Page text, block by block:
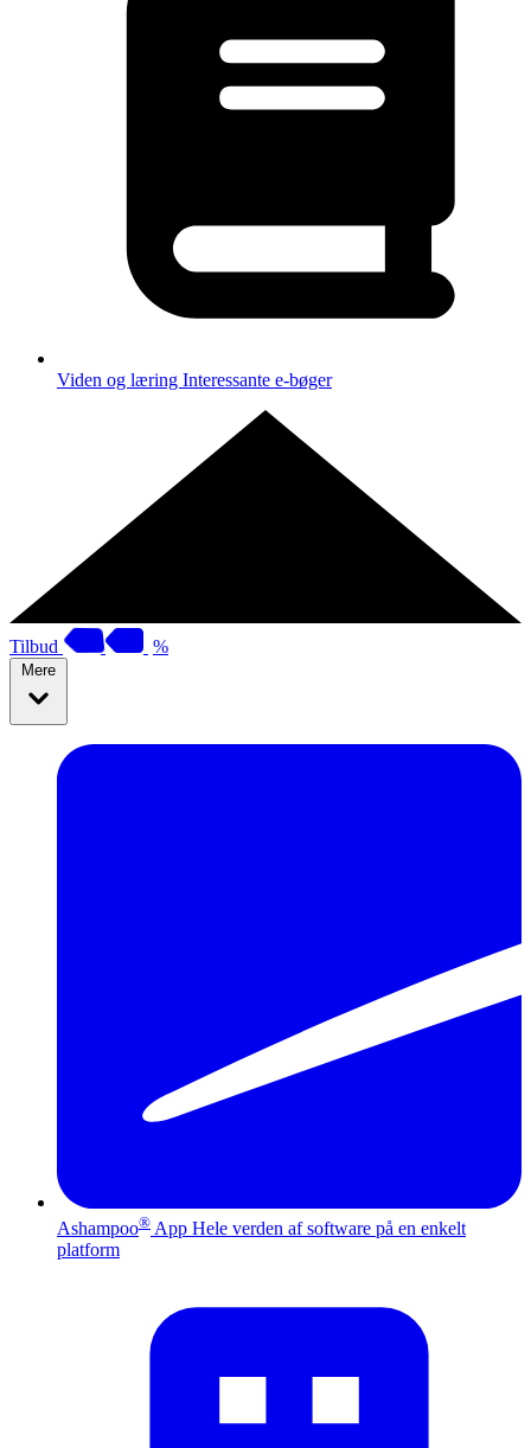
Viden og læring Interessante e-bøger
Tilbud %
Mere
Ashampoo® App Hele verden af software på en enkelt
platform